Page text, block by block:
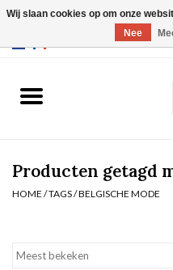
Slip
Nachtmode
Producten getagd
HOME /TAGS/BELGISCHE MODE
Wij slaan cookies op om onze
Nee
Webshop